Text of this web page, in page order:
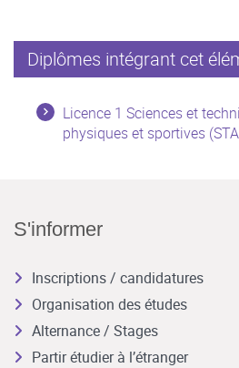
Diplômes intégrant cet
Licence 1 Sciences et
physiques et sportives
S'informer
Inscriptions / candidatures
Organisation des études
Alternance / Stages
Partir étudier à l’étranger